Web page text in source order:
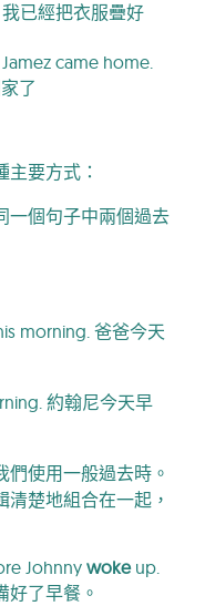
已經把衣服疊好
came home.
了
要方式：
一個句子中兩個過去
morning. 爸爸今天
約翰尼今天早
使用一般過去時。
楚地組合在一起，
Johnny wokeup.
好了早餐。